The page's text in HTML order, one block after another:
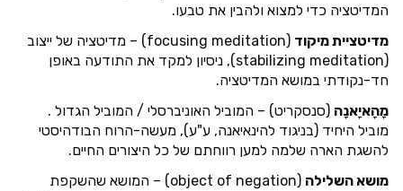
המדיטציה כדי למצוא ולהבין את טבעו.
מדיטציית מיקוד
(focusing meditation) – מדיטציה של ייצוב
(stabilizing meditation), ניסיון למקד את התודעה באופן
חד-נקודתי במושא המדיטציה.
מָהָאיָאנָה (סנסקריט) – המוביל האוניברסלי / המוביל הגדול .
מוביל היחיד (בניגוד להינאיאנה, ע"ע), מעשה-הרוח הבודהיסטי
להשגת הארה שלמה למען רווחתם של כל היצורים החיים.
מושא השלילה
(object of negation) – המושא שהשקפת